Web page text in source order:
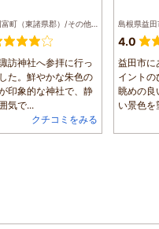
訪神社へ参拝に行っ
た。鮮やかな朱色の
印象的な神社で、静
気で...
クチコミをみる
島根県益
4.0
益田市に
イントの
眺めの良
い景色を